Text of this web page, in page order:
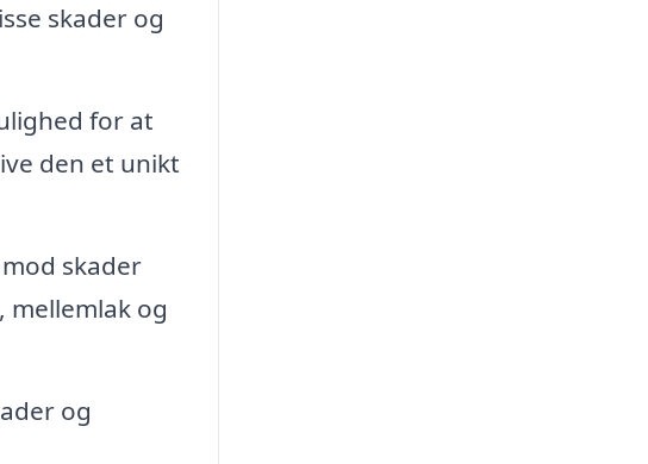
skader og
for at
den et unikt
skader
og
og